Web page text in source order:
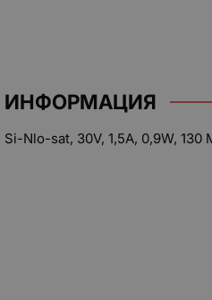
ИНФОРМАЦИЯ
Si-Nlo-sat, 30V, 1,5A, 0,9W, 130